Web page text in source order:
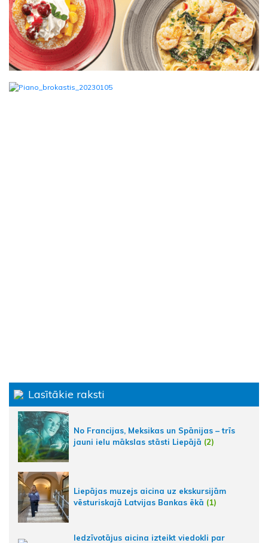
Lasītākie raksti
No Francijas, Meksikas un Spānijas – trīs
jauni ielu mākslas stāsti Liepājā (2)
Liepājas muzejs aicina uz ekskursijām
vēsturiskajā Latvijas Bankas ēkā (1)
Iedzīvotājus aicina izteikt viedokli par